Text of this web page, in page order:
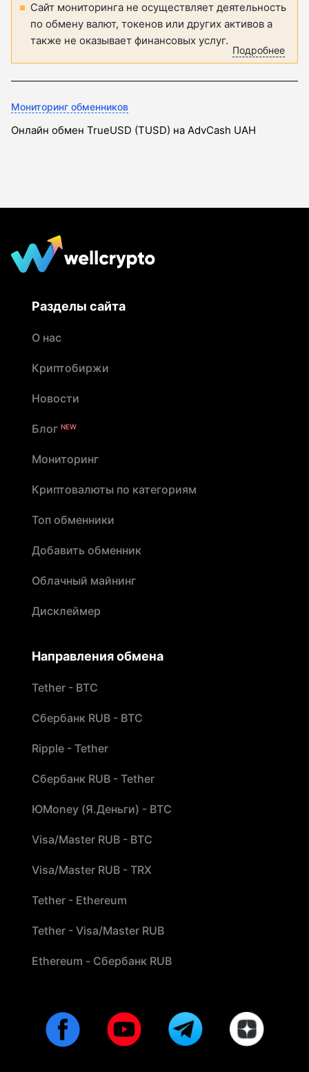
Сайт мониторинга не осуществляет деятельность
по обмену валют, токенов или других активов а
также не оказывает финансовых услуг.
Подробнее
Мониторинг обменников
Онлайн обмен TrueUSD (TUSD) на AdvCash UAH
Разделы сайта
О нас
Криптобиржи
Новости
Блог NEW
Мониторинг
Криптовалюты по категориям
Топ обменники
Добавить обменник
Облачный майнинг
Дисклеймер
Направления обмена
Tether - BTC
Сбербанк RUB - BTC
Ripple - Tether
Сбербанк RUB - Tether
ЮMoney (Я.Деньги) - BTC
Visa/Master RUB - BTC
Visa/Master RUB - TRX
Tether - Ethereum
Tether - Visa/Master RUB
Ethereum - Сбербанк RUB